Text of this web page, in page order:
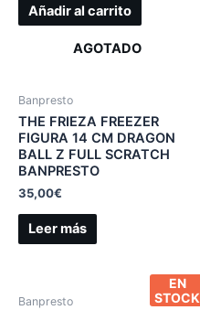
Añadir al carrito
AGOTADO
Banpresto
THE FRIEZA FREEZER
FIGURA 14 CM DRAGON
BALL Z FULL SCRATCH
BANPRESTO
35,00€
Leer más
EN
STOCK
Banpresto